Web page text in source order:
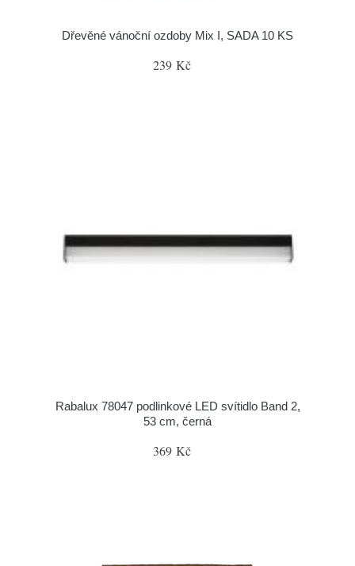
Dřevěné vánoční ozdoby Mix I, SADA 10 KS
239 Kč
Rabalux 78047 podlinkové LED svítidlo Band 2,
53 cm, černá
369 Kč